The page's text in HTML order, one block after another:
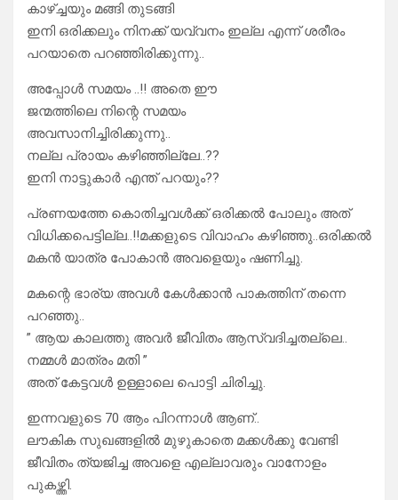
കാഴ്ച്ചയും മങ്ങി തുടങ്ങി
ഇനി ഒരിക്കലും നിനക്ക് യവ്വനം ഇല്ല എന്ന് ശരീരം
പറയാതെ പറഞ്ഞിരിക്കുന്നു..
അപ്പോൾ സമയം ..!! അതെ ഈ
ജന്മത്തിലെ നിന്റെ സമയം
അവസാനിച്ചിരിക്കുന്നു..
നല്ല പ്രായം കഴിഞ്ഞില്ലേ..??
ഇനി നാട്ടുകാർ എന്ത് പറയും??
പ്രണയത്തേ കൊതിച്ചവൾക്ക് ഒരിക്കൽ പോലും അത്
വിധിക്കപെട്ടില്ല..!!മക്കളുടെ വിവാഹം കഴിഞ്ഞു..ഒരിക്കൽ
മകൻ യാത്ര പോകാൻ അവളെയും ഷണിച്ചു.
മകന്റെ ഭാര്യ അവൾ കേൾക്കാൻ പാകത്തിന് തന്നെ
പറഞ്ഞു..
” ആയ കാലത്തു അവർ ജീവിതം ആസ്വദിച്ചതല്ലെ..
നമ്മൾ മാത്രം മതി ”
അത് കേട്ടവൾ ഉള്ളാലെ പൊട്ടി ചിരിച്ചു.
ഇന്നവളുടെ 70 ആം പിറന്നാൾ ആണ്..
ലൗകിക സുഖങ്ങളിൽ മുഴുകാതെ മക്കൾക്കു വേണ്ടി
ജീവിതം ത്യജിച്ച അവളെ എല്ലാവരും വാനോളം
പുകഴ്ത്തി.